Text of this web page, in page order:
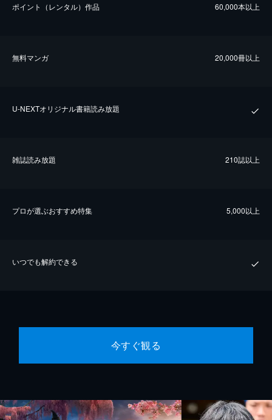
ポイント（レンタル）作品 60,000本以上
無料マンガ 20,000冊以上
U-NEXTオリジナル書籍読み放題
雑誌読み放題 210誌以上
プロが選ぶおすすめ特集 5,000以上
いつでも解約できる
今すぐ観る